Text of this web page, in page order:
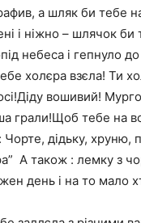
а шляк би тебе
і ніжно – шлячок би
небеса і гепнуло до
холєра взєла! Ти
вошивий!
грали!Щоб тебе на
дідьку, хруню,
А також : лемку з
день і на то мало